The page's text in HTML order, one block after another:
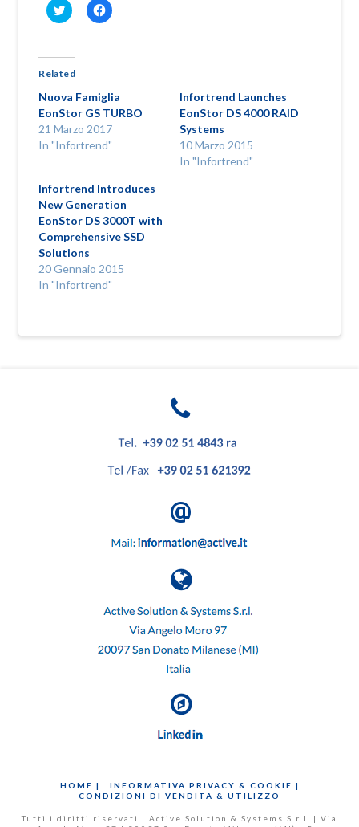
Fai
clic
su
Twitter
(Si
apre
in
una
nuova
finestra)
Fai
clic
in
una
nuova
finestra)
Related
Nuova Famiglia
EonStor GS TURBO
21 Marzo 2017
In "Infortrend"
Infortrend Launches
EonStor DS 4000 RAID
Systems
10 Marzo 2015
In "Infortrend"
Infortrend Introduces
New Generation
EonStor DS 3000T with
Comprehensive SSD
Solutions
20 Gennaio 2015
In "Infortrend"
HOME |
INFORMATIVA PRIVACY & COOKIE |
CONDIZIONI DI VENDITA & UTILIZZO
Tutti i diritti riservati | Active Solution & Systems S.r.l. | Via